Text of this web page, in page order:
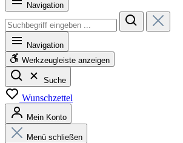
Navigation
Navigation
Werkzeugleiste anzeigen
Suche
Wunschzettel
Mein Konto
Menü schließen